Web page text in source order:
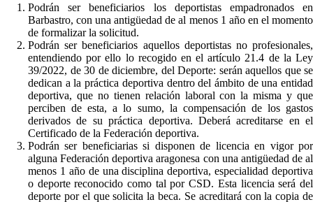
Podrán ser beneficiarios los deportistas empadronados en
Barbastro, con una antigüedad de al menos 1 año en el momento
de formalizar la solicitud.
Podrán ser beneficiarios aquellos deportistas no profesionales,
entendiendo por ello lo recogido en el artículo 21.4 de la Ley
39/2022, de 30 de diciembre, del Deporte: serán aquellos que se
dedican a la práctica deportiva dentro del ámbito de una entidad
deportiva, que no tienen relación laboral con la misma y que
perciben de esta, a lo sumo, la compensación de los gastos
derivados de su práctica deportiva. Deberá acreditarse en el
Certificado de la Federación deportiva.
Podrán ser beneficiarias si disponen de licencia en vigor por
alguna Federación deportiva aragonesa con una antigüedad de al
menos 1 año de una disciplina deportiva, especialidad deportiva
o deporte reconocido como tal por CSD. Esta licencia será del
deporte por el que solicita la beca. Se acreditará con la copia de